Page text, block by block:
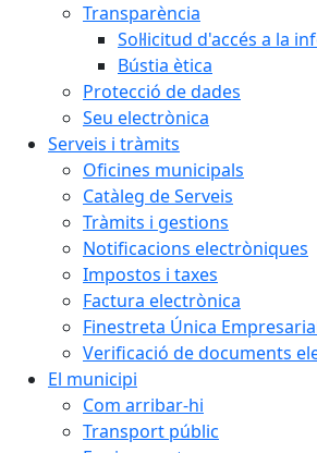
Transparència
Sol·licitud d'accés a la
Bústia ètica
Protecció de dades
Seu electrònica
Serveis i tràmits
Oficines municipals
Catàleg de Serveis
Tràmits i gestions
Notificacions electròniques
Impostos i taxes
Factura electrònica
Finestreta Única
Verificació de documents
El municipi
Com arribar-hi
Transport públic